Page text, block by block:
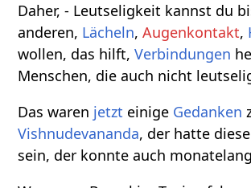
Daher, - Leutseligkeit kannst du
anderen, Lächeln,Augenkontakt,
wollen, das hilft,Verbindungen
Menschen, die auch nicht
Das waren jetzt einige Gedanken
Vishnudevananda, der hatte
sein, der konnte auch